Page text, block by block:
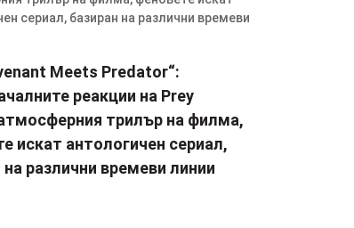
Meets Predator“:
реакции на Prey
трилър на филма,
искат антологичен сериал,
на различни времеви линии